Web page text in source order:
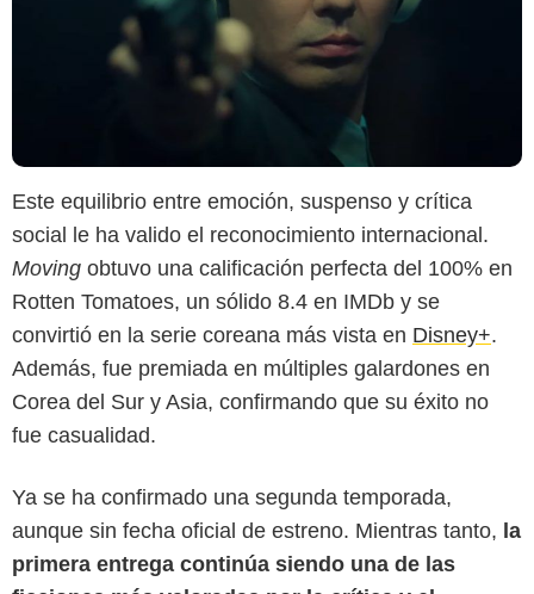
Este equilibrio entre emoción, suspenso y crítica
social le ha valido el reconocimiento internacional.
Moving obtuvo una calificación perfecta del 100% en
Rotten Tomatoes, un sólido 8.4 en IMDb y se
convirtió en la serie coreana más vista en Disney+.
Además, fue premiada en múltiples galardones en
Corea del Sur y Asia, confirmando que su éxito no
fue casualidad.
Ya se ha confirmado una segunda temporada,
aunque sin fecha oficial de estreno. Mientras tanto, la
primera entrega continúa siendo una de las